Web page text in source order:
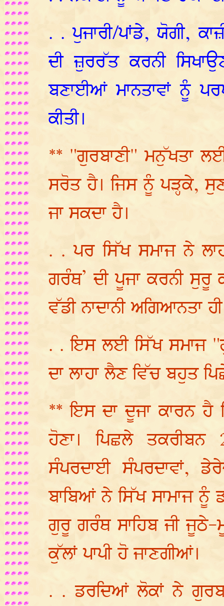
. . ਪੁਜਾਰੀ/ਪਾਂਡੇ, ਯੋਗੀ,
ਦੀ ਜ਼ੁਰਰੱਤ ਕਰਨੀ
ਬਣਾਈਆਂ ਮਾਨਤਾਵਾਂ ਨੂੰ
ਕੀਤੀ।
** "ਗੁਰਬਾਣੀ" ਮਨੁੱਖਤਾ
ਸਰੋਤ ਹੈ। ਜਿਸ ਨੂੰ ਪੜ੍ਹਕੇ,
ਜਾ ਸਕਦਾ ਹੈ।
. . ਪਰ ਸਿੱਖ ਸਮਾਜ ਨੇ
ਗਰੰਥ’ ਦੀ ਪੂਜਾ ਕਰਨੀ ਸੁਰੂ
ਵੱਡੀ ਨਾਦਾਨੀ ਅਗਿਆਨਤਾ
. . ਇਸ ਲਈ ਸਿੱਖ ਸਮਾਜ
ਦਾ ਲਾਹਾ ਲੈਣ ਵਿੱਚ ਬਹੁਤ
** ਇਸ ਦਾ ਦੂਜਾ ਕਾਰਨ ਹੈ
ਹੋਣਾ। ਪਿਛਲੇ ਤਕਰੀਬਨ
ਸੰਪਰਦਾਈ ਸੰਪਰਦਾਵਾਂ,
ਬਾਬਿਆਂ ਨੇ ਸਿੱਖ ਸਾਮਾਜ
ਗੁਰੂ ਗਰੰਥ ਸਾਹਿਬ ਜੀ
ਕੁੱਲਾਂ ਪਾਪੀ ਹੋ ਜਾਣਗੀਆਂ।
. . ਡਰਦਿਆਂ ਲੋਕਾਂ ਨੇ